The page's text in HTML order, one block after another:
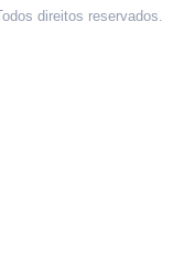
direitos reservados.